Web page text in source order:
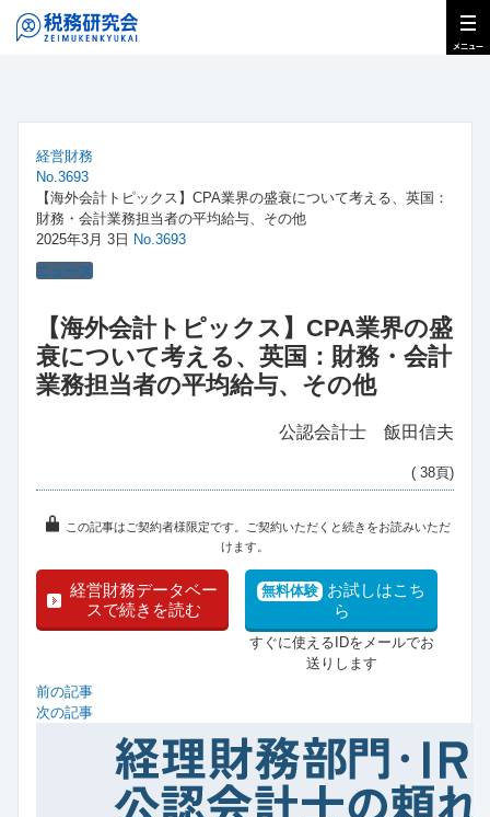
経営財務
No.3693
【海外会計トピックス】CPA業界の盛衰について考える、英国：
財務・会計業務担当者の平均給与、その他
2025年3月 3日 No.3693
ニュース
【海外会計トピックス】CPA業界の盛
衰について考える、英国：財務・会計
業務担当者の平均給与、その他
公認会計士 飯田信夫
( 38頁)
この記事はご契約者様限定です。ご契約いただくと続きをお読みいただ
けます。
経営財務データベー
スで続きを読む
無料体験 お試しはこち
ら
すぐに使えるIDをメールでお
送りします
前の記事
次の記事